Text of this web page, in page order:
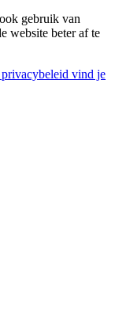
gebruik van
website beter af te
vind je